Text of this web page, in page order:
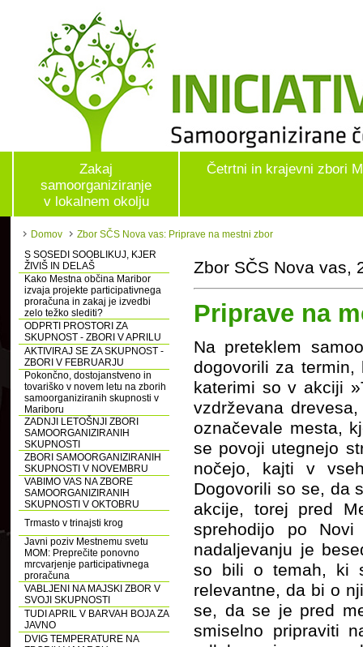
Zakaj
samoorganiziranje
v lokalnem okolju
Četrtni in krajevni zbori
Domov
Zbor SČS Nova vas: Priprave na mestni zbor
S SOSEDI SOOBLIKUJ, KJER
ŽIVIŠ IN DELAŠ
Kako Mestna občina Maribor
izvaja projekte participativnega
proračuna in zakaj je izvedbi
zelo težko slediti?
ODPRTI PROSTORI ZA
SKUPNOST - ZBORI V APRILU
AKTIVIRAJ SE ZA SKUPNOST -
ZBORI V FEBRUARJU
Pokončno, dostojanstveno in
tovariško v novem letu na zborih
samoorganiziranih skupnosti v
Mariboru
ZADNJI LETOŠNJI ZBORI
SAMOORGANIZIRANIH
SKUPNOSTI
ZBORI SAMOORGANIZIRANIH
SKUPNOSTI V NOVEMBRU
VABIMO VAS NA ZBORE
SAMOORGANIZIRANIH
SKUPNOSTI V OKTOBRU
Trmasto v trinajsti krog
Javni poziv Mestnemu svetu
MOM: Preprečite ponovno
mrcvarjenje participativnega
proračuna
VABLJENI NA MAJSKI ZBOR V
SVOJI SKUPNOSTI
TUDI APRIL V BARVAH BOJA ZA
JAVNO
DVIG TEMPERATURE NA
Zbor SČS Nova vas,
Priprave na
Na preteklem
dogovorili za
katerimi so v akciji
vzdrževana
označevale mesta,
se povoji utegnejo
nočejo, kajti v
Dogovorili so se, da
akcije, torej pred
sprehodijo po
nadaljevanju je
so bili o temah, ki
relevantne, da bi o
se, da se je pred
smiselno pripraviti